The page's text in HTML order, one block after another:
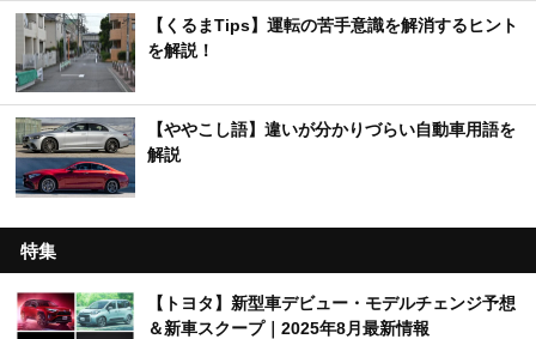
【くるまTips】運転の苦手意識を解消するヒント
を解説！
【ややこし語】違いが分かりづらい自動車用語を
解説
特集
【トヨタ】新型車デビュー・モデルチェンジ予想
＆新車スクープ｜2025年8月最新情報